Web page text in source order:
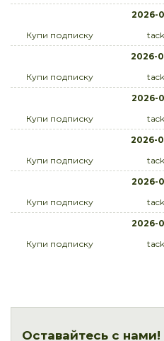
2026-
Купи подписку
2026-
Купи подписку
2026-
Купи подписку
2026-
Купи подписку
2026-
Купи подписку
2026-
Купи подписку
Оставайтесь с